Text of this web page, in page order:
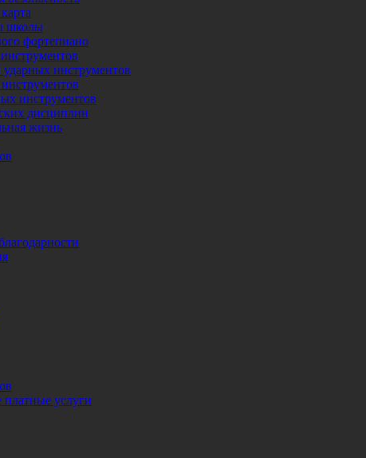
школы
фортепиано
инструментов
инструментов
дисциплин
жизнь
услуги